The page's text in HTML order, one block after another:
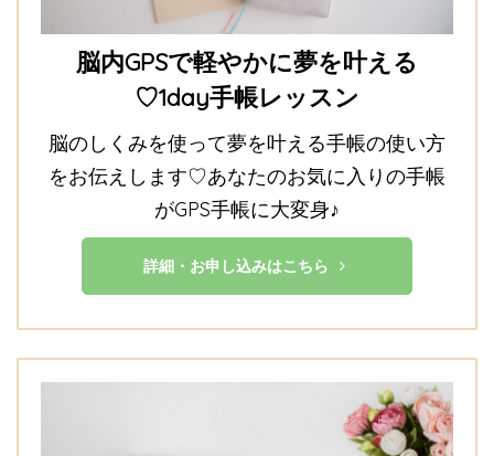
脳内GPSで軽やかに夢を叶える
♡1day手帳レッスン
脳のしくみを使って夢を叶える手帳の使い方
をお伝えします♡あなたのお気に入りの手帳
がGPS手帳に大変身♪
詳細・お申し込みはこちら